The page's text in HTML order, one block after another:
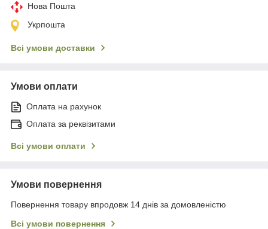
Нова Пошта
Укрпошта
Всі умови доставки
Умови оплати
Оплата на рахунок
Оплата за реквізитами
Всі умови оплати
Умови повернення
Повернення товару впродовж 14 днів за домовленістю
Всі умови повернення